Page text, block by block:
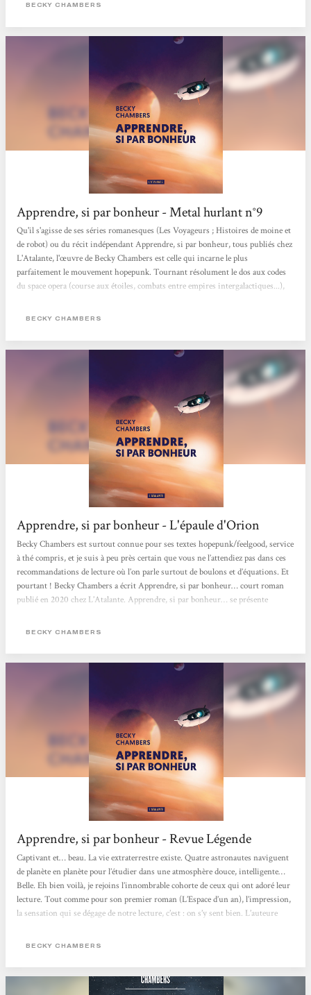
BECKY CHAMBERS
Apprendre, si par bonheur - Metal hurlant n°9
Qu'il s'agisse de ses séries romanesques (Les Voyageurs ; Histoires de moine et
de robot) ou du récit indépendant Apprendre, si par bonheur, tous publiés chez
L'Atalante, l'œuvre de Becky Chambers est celle qui incarne le plus
parfaitement le mouvement hopepunk. Tournant résolument le dos aux codes
du space opera (course aux étoiles, combats entre empires intergalactiques...),
et de violence, qui redonnent foi en l'humanité. Emblématique de sa
d'une mission d'exploration...
BECKY CHAMBERS
Apprendre, si par bonheur - L'épaule d'Orion
Becky Chambers est surtout connue pour ses textes hopepunk/feelgood, service
à thé compris, et je suis à peu près certain que vous ne l’attendiez pas dans ces
recommandations de lecture où l’on parle surtout de boulons et d’équations. Et
pourtant ! Becky Chambers a écrit Apprendre, si par bonheur… court roman
publié en 2020 chez L’Atalante. Apprendre, si par bonheur… se présente
astronaute partie depuis longtemps en mission d’exploration à 14 années-
BECKY CHAMBERS
Apprendre, si par bonheur - Revue Légende
Captivant et… beau. La vie extraterrestre existe. Quatre astronautes naviguent
de planète en planète pour l’étudier dans une atmosphère douce, intelligente…
Belle. Eh bien voilà, je rejoins l’innombrable cohorte de ceux qui ont adoré leur
lecture. Tout comme pour son premier roman (L’Espace d’un an), l’impression,
la sensation qui se dégage de notre lecture, c’est : on s’y sent bien. L’auteure
tout à fait honorable, de façon non anxiogène, mais sans angélisme pour...
BECKY CHAMBERS